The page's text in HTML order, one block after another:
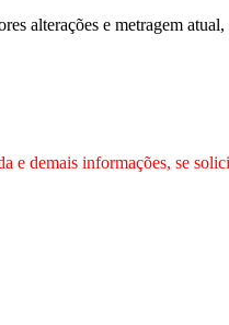
alterações e metragem
e demais informações, se